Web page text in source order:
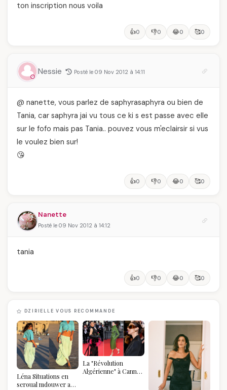
ton inscription nous voila
👍0 👎0 😂0 🥰0
Nessie Posté le 09 Nov 2012 à 14:11
@ nanette, vous parlez de saphyrasaphyra ou bien de
Tania, car saphyra jai vu tous ce ki s est passe avec elle
sur le fofo mais pas Tania.. pouvez vous m'eclairsir si vus
le voulez bien sur!
😘
👍0 👎0 😂0 🥰0
Nanette
Posté le 09 Nov 2012 à 14:12
tania
👍0 👎0 😂0 🥰0
DZIRIELLE VOUS RECOMMANDE
Léna Situations en
seroual mdouwer au
La "Révolution
Algérienne" à Cannes